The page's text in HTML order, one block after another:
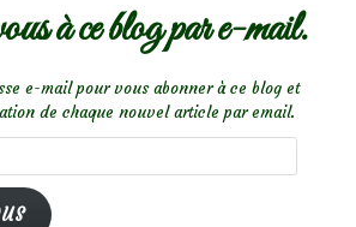
à ce blog par e-mail.
e-mail pour vous abonner à ce blog et
de chaque nouvel article par email.